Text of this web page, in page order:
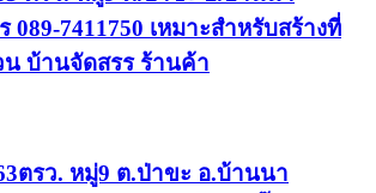
089-7411750 เหมาะสำหรับสร้างที่
บ้านจัดสรร ร้านค้า
ตรว. หมู่9 ต.ป่าขะ อ.บ้านนา